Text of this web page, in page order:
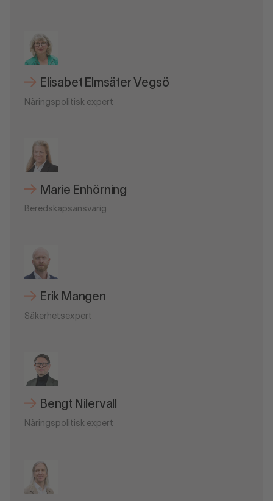
Elisabet Elmsäter Vegsö
Näringspolitisk expert
Marie Enhörning
Beredskapsansvarig
Erik Mangen
Säkerhetsexpert
Bengt Nilervall
Näringspolitisk expert